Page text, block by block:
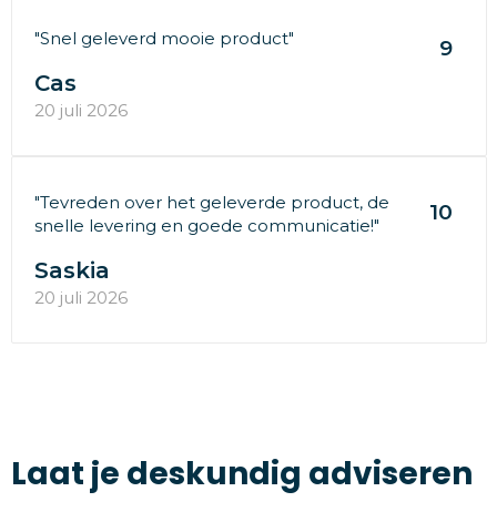
"Snel geleverd mooie product" 9
Cas
20 juli 2026
"Tevreden over het geleverde product, de
snelle levering en goede communicatie!"
10
Saskia
20 juli 2026
Laat je deskundig adviseren